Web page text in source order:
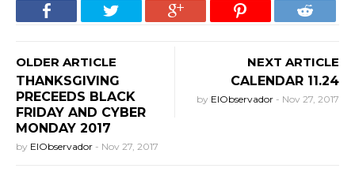
OLDER ARTICLE
THANKSGIVING
PRECEEDS BLACK
FRIDAY AND CYBER
MONDAY 2017
by ElObservador - Nov 27, 2017
NEXT ARTICLE
CALENDAR 11.24
by ElObservador - Nov 27, 2017